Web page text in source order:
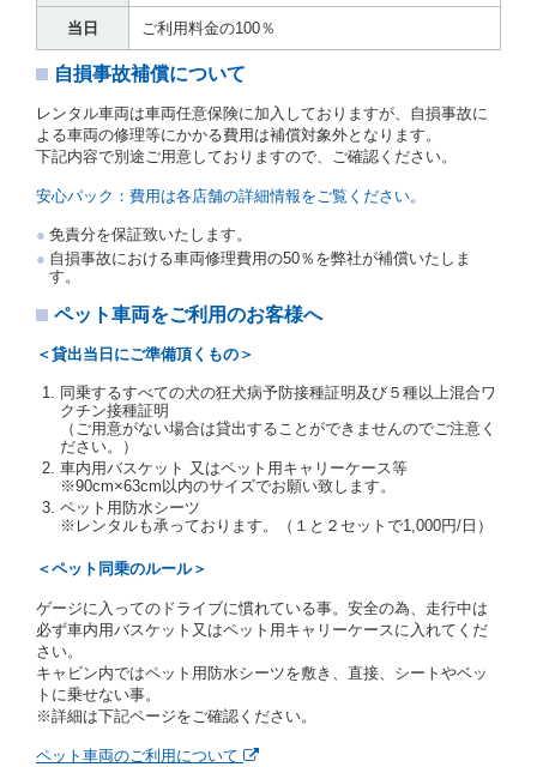
運転者の氏名、住所、運転免許の種類及び運転免許証
写しを添付するため、貸渡契約の締結にあたり、借受
人に対し、借受人の指定する運転者（以下「運転者」
といいます。）の運転免許証の提示を求めるほか、そ
の写しの提出を求めることがあります。この場合、借
受人は、自己が運転者であるときは自己の運転免許証
の運転免許証を提示するものとします。
交通局長通達「レンタカーに関する基本通達」（自
旅第138号 平成7年6月13日）の２．(10)及び(11)の
注２）運転免許証とは、道路交通法第９２条に規定
される運転免許証のうち、道路交通法施行規則第１
９条別記様式第１４の書式の運転免許証をいいま
す。
当社は、貸渡契約の締結にあたり、借受人及び運転者
に対し、運転免許証のほかに本人確認ができる書類の
提示を求め、及び提出された書類の写しをとることが
あります。
当社は、貸渡契約の締結にあたり、借受期間中に借受
人及び運転者と連絡するための携帯電話番号等の告知
を求めます。
レジットカード若しくは現金による支払いを求め、又
借受人は契約後の借受期間の延長はできないものとし
ます。
当社は、借受人又は運転者が前3項に従わない場合
は、貸渡契約の締結を拒絶するとともに、予約を取消
すことができるものとします。なお、この場合の予約
のとします。
当日 ご利用料金の100％
自損事故補償について
レンタル車両は車両任意保険に加入しておりますが、自損事故に
よる車両の修理等にかかる費用は補償対象外となります。
下記内容で別途ご用意しておりますので、ご確認ください。
安心パック：費用は各店舗の詳細情報をご覧ください。
免責分を保証致いたします。
自損事故における車両修理費用の50％を弊社が補償いたしま
す。
ペット車両をご利用のお客様へ
＜貸出当日にご準備頂くもの＞
同乗するすべての犬の狂犬病予防接種証明及び５種以上混合ワ
クチン接種証明
（ご用意がない場合は貸出することができませんのでご注意く
ださい。）
車内用バスケット 又はペット用キャリーケース等
※90cm×63cm以内のサイズでお願い致します。
ペット用防水シーツ
※レンタルも承っております。（１と２セットで1,000円/日）
＜ペット同乗のルール＞
ゲージに入ってのドライブに慣れている事。安全の為、走行中は
必ず車内用バスケット又はペット用キャリーケースに入れてくだ
さい。
キャビン内ではペット用防水シーツを敷き、直接、シートやベッ
トに乗せない事。
※詳細は下記ページをご確認ください。
ペット車両のご利用について